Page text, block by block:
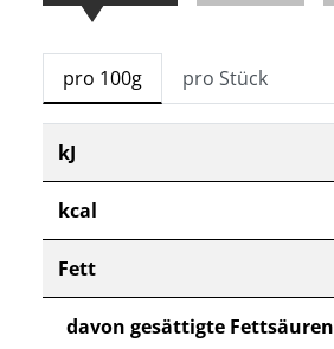
pro 100g pro Stück
kJ
kcal
Fett
davon gesättigte Fettsäuren